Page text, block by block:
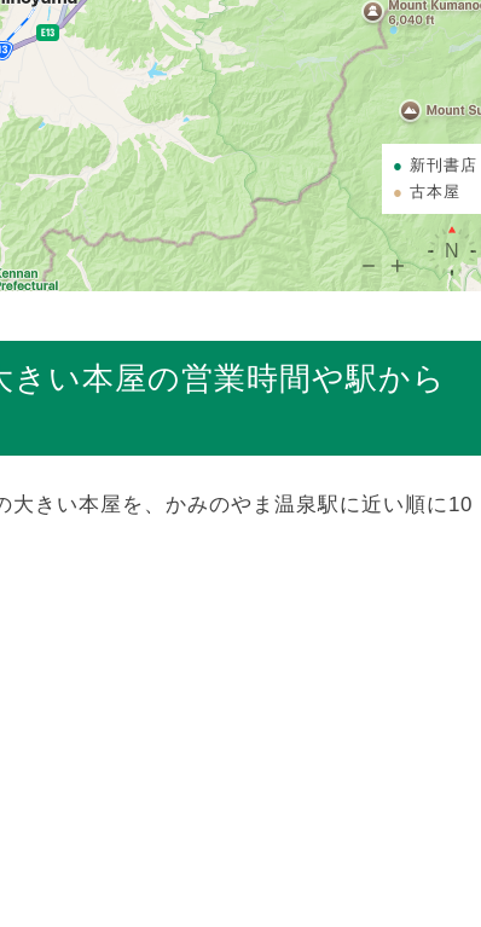
新刊書店
古本屋
い本屋の営業時間や駅から
きい本屋を、かみのやま温泉駅に近い順に10